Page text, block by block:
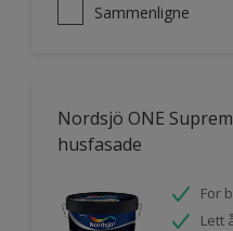
Sammenligne
Nordsjö ONE
husfasade
For
Lett